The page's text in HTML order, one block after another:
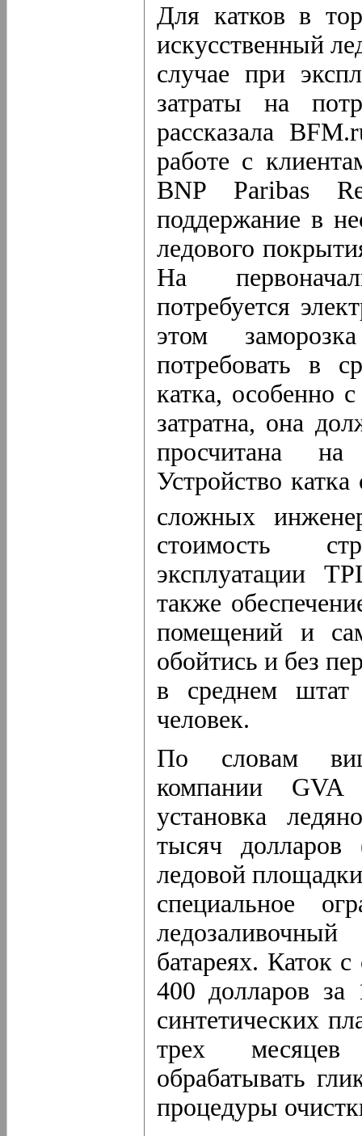
Для катков в
искусственный
случае при
затраты на
рассказала
работе с
BNP Paribas
поддержание в
ледового
На
потребуется
этом
потребовать в
катка, особенно
затратна, она
просчитана на
Устройство
сложных
стоимость
эксплуатации
также
помещений и
обойтись и без
в среднем штат
человек.
По словам
компании GVA
установка
тысяч долларов
ледовой
специальное
батареях. Каток
400 долларов
синтетических
трех месяцев
обрабатывать
процедуры